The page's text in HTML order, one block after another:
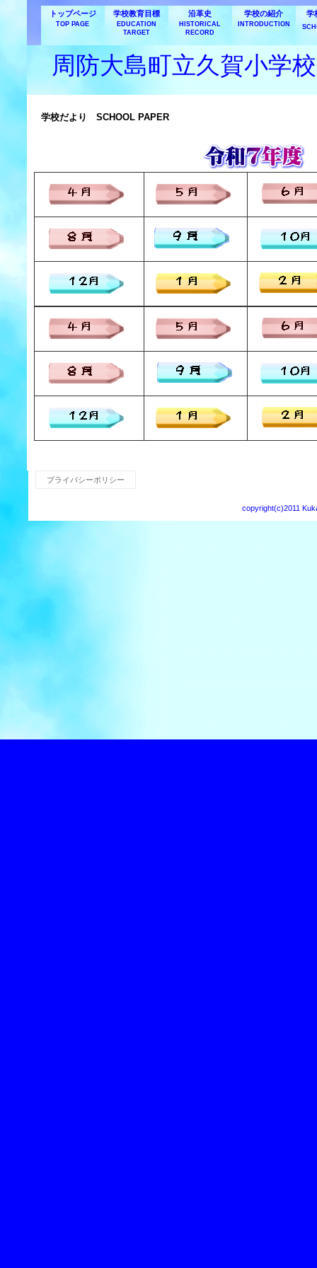
周防大島町立久賀小学校
学校だより SCHOOL PAPER
トップページ
TOP PAGE
学校教育目標
EDUCATION
TARGET
沿革史
HISTORICAL
RECORD
学校の紹介
INTRODUCTION
学
プライバシーポリシー
copyright(c)2011